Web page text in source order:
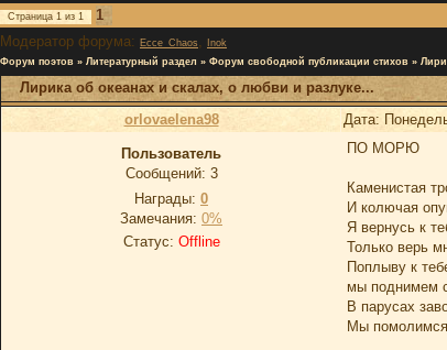
Страница 1 из 1
1
Модератор форума: Ecce_Chaos ,
Inok
Форум поэтов » Литературный раздел » Форум свободной публикации стихов »
Лирика об океанах и скалах, о любви и разлуке...
orlovaelena98
Дата:
Пользователь
Сообщений: 3
Награды: 0
Замечания: 0%
Статус: Offline
ПО МОРЮ
Каменистая
И колючая
Я вернусь к
Только верь
Поплыву к
мы поднимем
В парусах
Мы